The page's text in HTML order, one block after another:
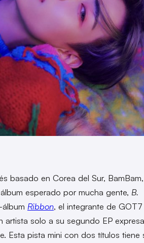
basado en Corea del Sur, BamBam,
esperado por mucha gente, B.
Ribbon, el integrante de GOT7
artista solo a su segundo EP
Esta pista mini con dos títulos tiene